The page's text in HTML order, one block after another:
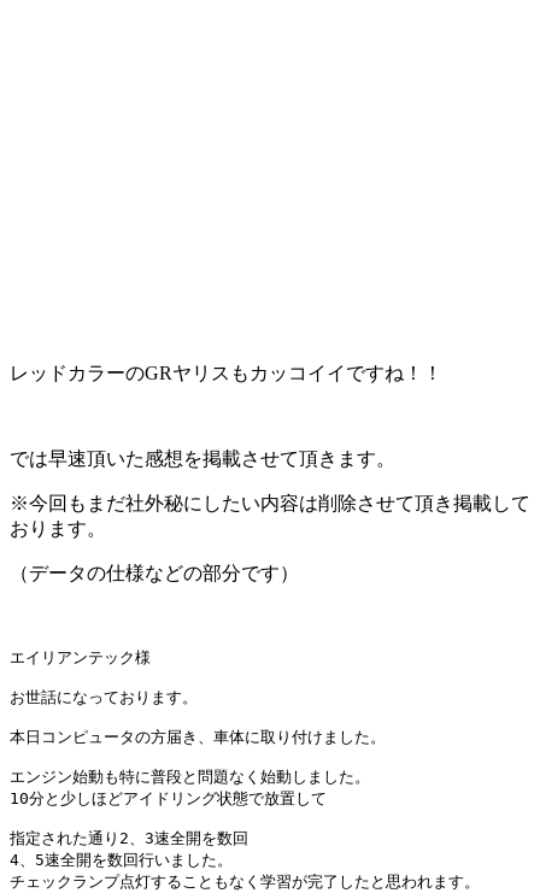
レッドカラーのGRヤリスもカッコイイですね！！
では早速頂いた感想を掲載させて頂きます。
※今回もまだ社外秘にしたい内容は削除させて頂き掲載して
おります。
（データの仕様などの部分です）
エイリアンテック様
お世話になっております。
本日コンピュータの方届き、車体に取り付けました。
エンジン始動も特に普段と問題なく始動しました。
10分と少しほどアイドリング状態で放置して
指定された通り2、3速全開を数回
4、5速全開を数回行いました。
チェックランプ点灯することもなく学習が完了したと思われます。